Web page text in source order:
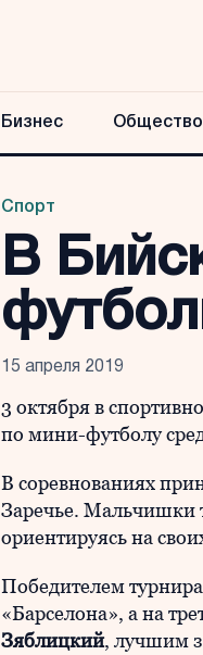
Бизнес Общество
Спорт
В
15 апреля 2019
3 октября в
по мини-футболу
В соревнованиях
Заречье. Мальчишки
ориентируясь на
Победителем
«Барселона», а на
Зяблицкий, лучшим